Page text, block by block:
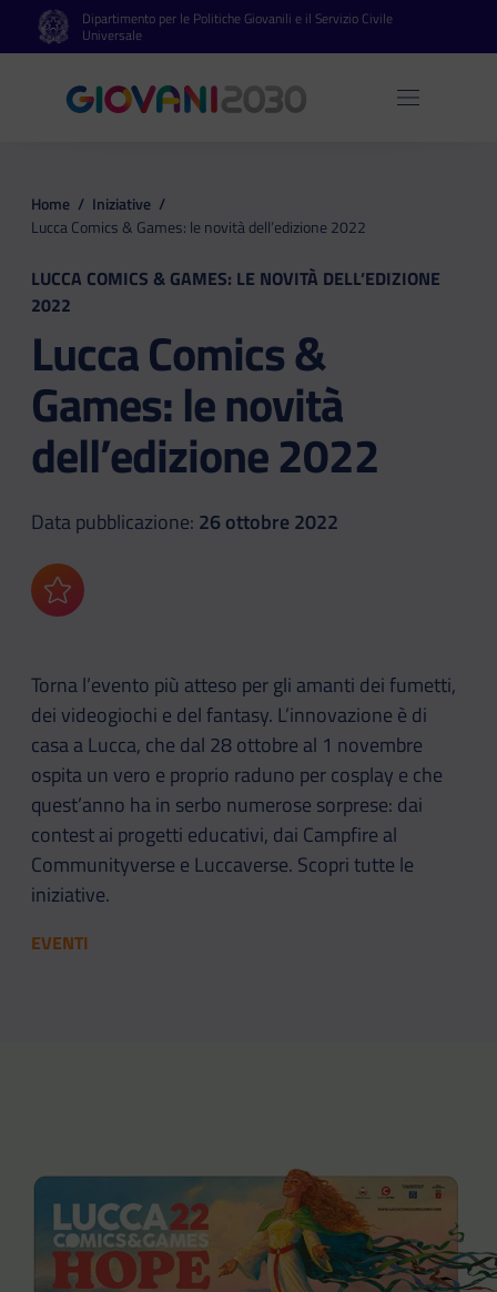
Vai al contenuto principale
Vai al footerDipartimento per le Politiche Giovanili e il Servizio Civile
Universale
Apri
Home / Iniziative /
Lucca Comics & Games: le novità dell’edizione 2022
LUCCA COMICS & GAMES: LE NOVITÀ DELL’EDIZIONE
2022
Lucca Comics &
Games: le novità
dell’edizione 2022
Data pubblicazione: 26 ottobre 2022
Aggiungi ai preferiti
Torna l’evento più atteso per gli amanti dei fumetti,
dei videogiochi e del fantasy. L’innovazione è di
casa a Lucca, che dal 28 ottobre al 1 novembre
ospita un vero e proprio raduno per cosplay e che
quest’anno ha in serbo numerose sorprese: dai
contest ai progetti educativi, dai Campfire al
Communityverse e Luccaverse. Scopri tutte le
iniziative.
EVENTI